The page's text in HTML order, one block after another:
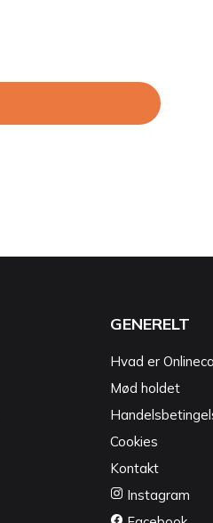
GENERELT
Hvad er
Mød holdet
Cookies
Kontakt
Instagram